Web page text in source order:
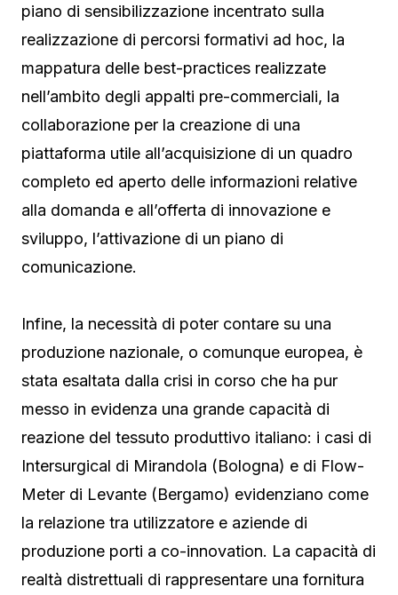
piano di sensibilizzazione incentrato sulla
realizzazione di percorsi formativi ad hoc, la
mappatura delle best-practices realizzate
nell’ambito degli appalti pre-commerciali, la
collaborazione per la creazione di una
piattaforma utile all’acquisizione di un quadro
completo ed aperto delle informazioni relative
alla domanda e all’offerta di innovazione e
sviluppo, l’attivazione di un piano di
comunicazione.
Infine, la necessità di poter contare su una
produzione nazionale, o comunque europea, è
stata esaltata dalla crisi in corso che ha pur
messo in evidenza una grande capacità di
reazione del tessuto produttivo italiano: i casi di
Intersurgical di Mirandola (Bologna) e di Flow-
Meter di Levante (Bergamo) evidenziano come
la relazione tra utilizzatore e aziende di
produzione porti a co-innovation. La capacità di
realtà distrettuali di rappresentare una fornitura